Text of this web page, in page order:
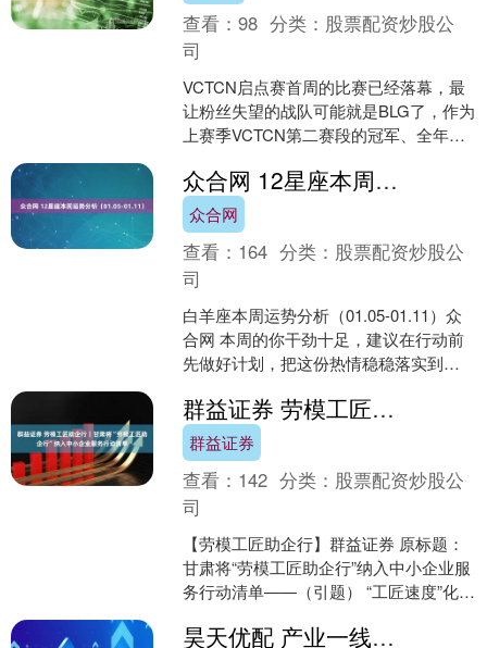
查看：98 分类： 股票配资炒股公
司
VCTCN启点赛首周的比赛已经落幕，最
让粉丝失望的战队可能就是BLG了，作为
上赛季VCTCN第二赛段的冠军、全年战
不理想，....
众合网 12星座本周运势分析（01.05-01.11）
众合网
查看： 164 分类： 股票配资炒股公
司
白羊座本周运势分析（01.05-01.11）众
合网 本周的你干劲十足，建议在行动前
先做好计划，把这份热情稳稳落实到具
身的你可....
群益证券 劳模工匠助企行｜甘肃将“劳模工匠助企行”纳入中小企业服务行动清单
群益证券
查看： 142 分类： 股票配资炒股公
司
【劳模工匠助企行】群益证券 原标题：
甘肃将“劳模工匠助企行”纳入中小企业服
务行动清单——（引题） “工匠速度”化解
夜11....
昊天优配 产业一线｜家庭机器人比手机还便宜，如何做到的？